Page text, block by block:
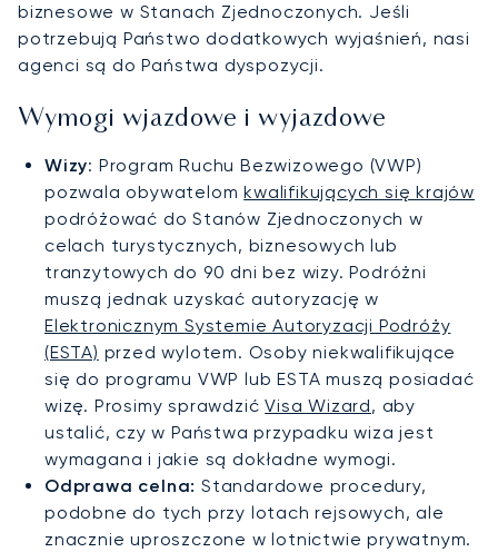
biznesowe w Stanach Zjednoczonych. Jeśli
potrzebują Państwo dodatkowych wyjaśnień, nasi
agenci są do Państwa dyspozycji.
Wymogi wjazdowe i wyjazdowe
Wizy: Program Ruchu Bezwizowego (VWP)
pozwala obywatelomkwalifikujących się krajów
podróżować do Stanów Zjednoczonych w
celach turystycznych, biznesowych lub
tranzytowych do 90 dni bez wizy. Podróżni
muszą jednak uzyskać autoryzację w
Elektronicznym Systemie Autoryzacji Podróży
(ESTA) przed wylotem. Osoby niekwalifikujące
się do programu VWP lub ESTA muszą posiadać
wizę. Prosimy sprawdzićVisa Wizard, aby
ustalić, czy w Państwa przypadku wiza jest
wymagana i jakie są dokładne wymogi.
Odprawa celna: Standardowe procedury,
podobne do tych przy lotach rejsowych, ale
znacznie uproszczone w lotnictwie prywatnym.